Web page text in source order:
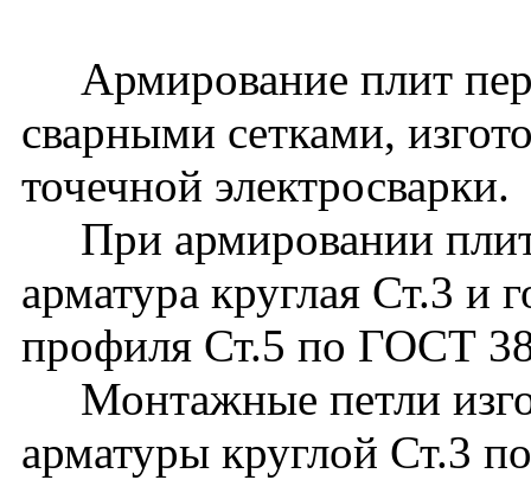
Армирование плит
сварными сетками,
точечной электросварки.
При армировании
арматура круглая Ст.3 и
профиля Ст.5 по ГОСТ
Монтажные петли
арматуры круглой Ст.3